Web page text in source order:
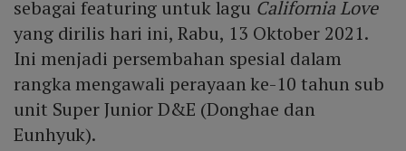
sebagai featuring untuk lagu California Love
yang dirilis hari ini, Rabu, 13 Oktober 2021.
Ini menjadi persembahan spesial dalam
rangka mengawali perayaan ke-10 tahun sub
unit Super Junior D&E (Donghae dan
Eunhyuk).